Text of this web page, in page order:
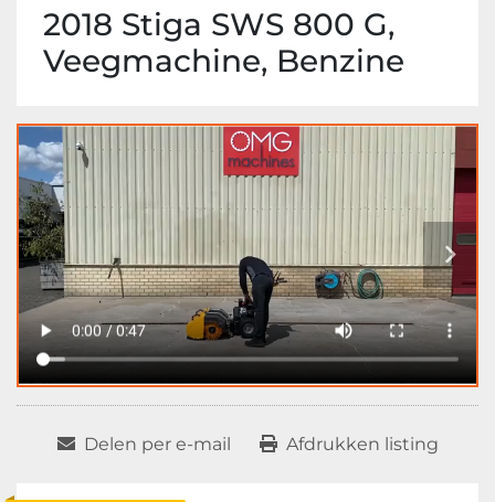
2018 Stiga SWS 800 G,
Veegmachine, Benzine
Delen per e-mail Afdrukken listing